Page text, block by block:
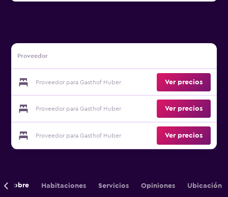
Proveedor
Proveedor para Gasthof Huber Ver precios
Proveedor para Gasthof Huber Ver precios
Proveedor para Gasthof Huber Ver precios
Sobre Habitaciones Servicios Opiniones Ubicación